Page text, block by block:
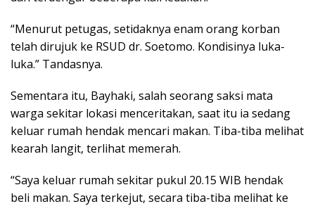
“Menurut petugas, setidaknya enam orang korban
telah dirujuk ke RSUD dr. Soetomo. Kondisinya luka-
luka.” Tandasnya.
Sementara itu, Bayhaki, salah seorang saksi mata
warga sekitar lokasi menceritakan, saat itu ia sedang
keluar rumah hendak mencari makan. Tiba-tiba melihat
kearah langit, terlihat memerah.
“Saya keluar rumah sekitar pukul 20.15 WIB hendak
beli makan. Saya terkejut, secara tiba-tiba melihat ke